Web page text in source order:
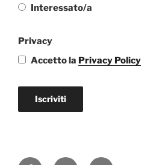
Interessato/a
Privacy
Accetto la Privacy Policy
Iscriviti